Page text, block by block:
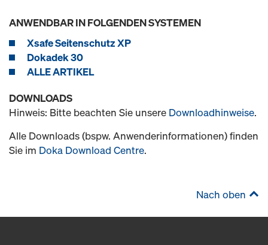
ANWENDBAR IN FOLGENDEN SYSTEMEN
Xsafe Seitenschutz XP
Dokadek 30
ALLE ARTIKEL
DOWNLOADS
Hinweis: Bitte beachten Sie unsere Downloadhinweise.
Alle Downloads (bspw. Anwenderinformationen) finden
Sie im Doka Download Centre.
Nach oben